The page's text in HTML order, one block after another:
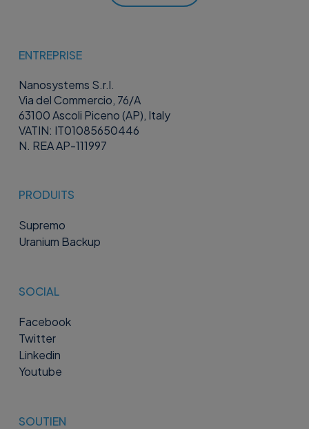
ENTREPRISE
Nanosystems S.r.l.
Via del Commercio, 76/A
63100 Ascoli Piceno (AP), Italy
VATIN: IT01085650446
N. REA AP-111997
PRODUITS
Supremo
Uranium Backup
SOCIAL
Facebook
Twitter
Linkedin
Youtube
SOUTIEN